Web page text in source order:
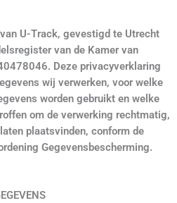
U-Track, gevestigd te Utrecht
van de Kamer van
Deze privacyverklaring
wij verwerken, voor welke
worden gebruikt en welke
om de verwerking rechtmatig,
plaatsvinden, conform de
Gegevensbescherming.